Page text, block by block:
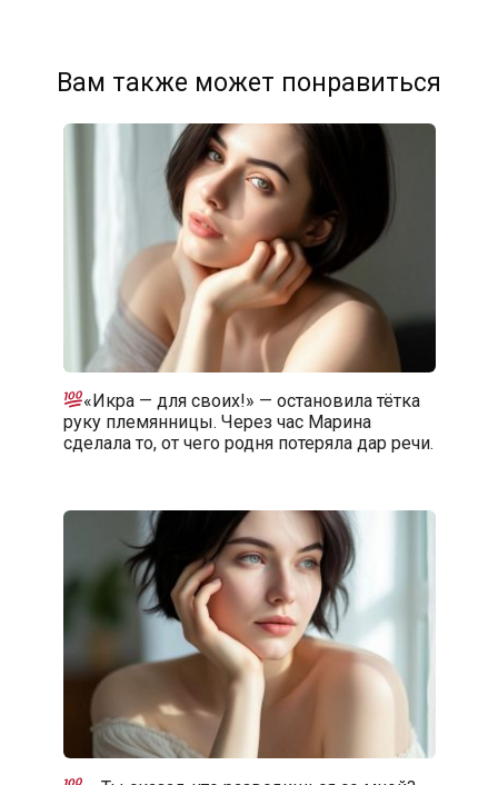
Вам также может понравиться
«Икра — для своих!» — остановила тётка
руку племянницы. Через час Марина
сделала то, от чего родня потеряла дар речи.